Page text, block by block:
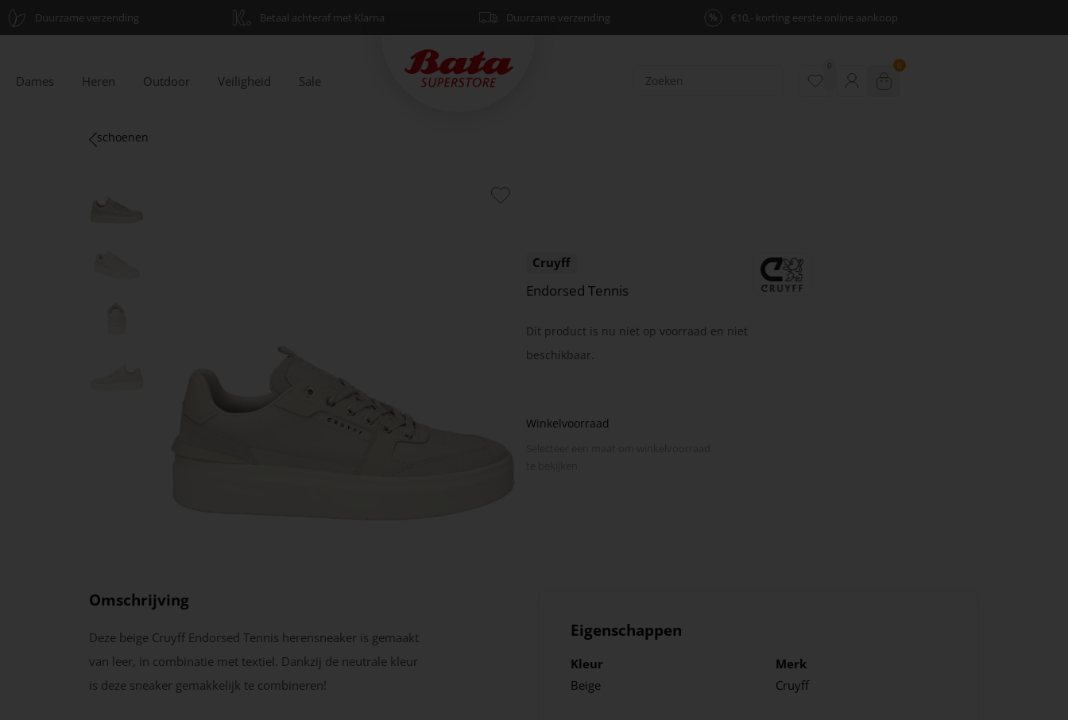
Duurzame verzending Betaal achteraf met Klarna Duurzame verzending % €10,- korting eerste online aankoop
Dames Heren Outdoor Veiligheid Sale
0 0
schoenen
Cruyff
Endorsed Tennis
Dit product is nu niet op voorraad en niet
beschikbaar.
Winkelvoorraad
Omschrijving
Deze beige Cruyff Endorsed Tennis herensneaker is gemaakt
van leer, in combinatie met textiel. Dankzij de neutrale kleur
is deze sneaker gemakkelijk te combineren!
Eigenschappen
Kleur
Beige
Merk
Cruyff